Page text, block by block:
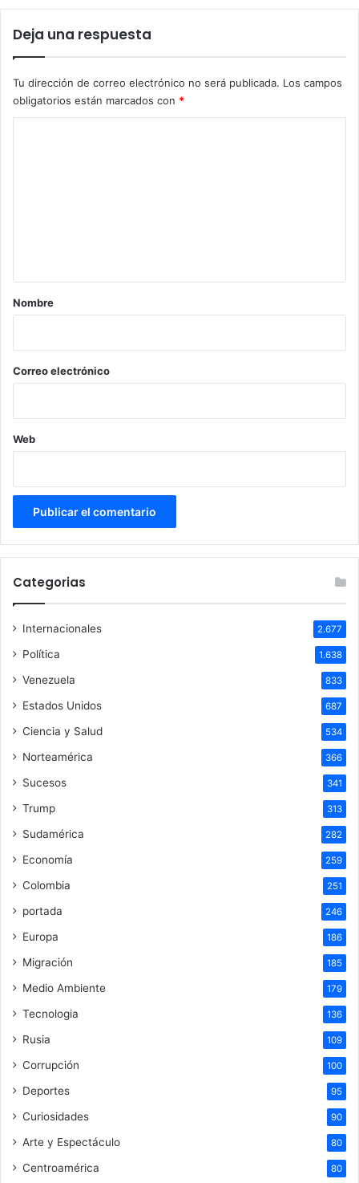
Deja una respuesta
Tu dirección de correo electrónico no será publicada. Los campos
obligatorios están marcados con *
r
*
Nombre
Correo electrónico
Web
Categorias
Internacionales 2.677
Política 1.638
Venezuela 833
Estados Unidos 687
Ciencia y Salud 534
Norteamérica 366
Sucesos 341
Trump 313
Sudamérica 282
Economía 259
Colombia 251
portada 246
Europa 186
Migración 185
Medio Ambiente 179
Tecnologia 136
Rusia 109
Corrupción 100
Deportes 95
Curiosidades 90
Arte y Espectáculo 80
Centroamérica 80